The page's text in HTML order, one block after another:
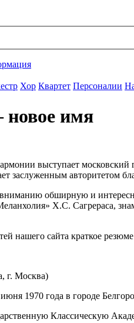
Хор Квартет Персоналии
имя
выступает московский
заслуженным авторитетом
обширную и
Х.С. Сагрераса,
нашего сайта краткое
г. Москва)
1970 года в городе
Классическую